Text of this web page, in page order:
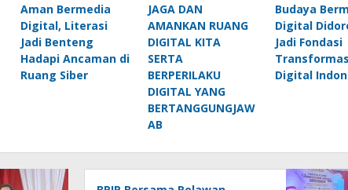
Aman Bermedia
Digital, Literasi
Jadi Benteng
Hadapi Ancaman di
Ruang Siber
JAGA DAN
AMANKAN RUANG
DIGITAL KITA
SERTA
BERPERILAKU
DIGITAL YANG
BERTANGGUNGJAW
AB
Budaya
Digital
Jadi Fondasi
Digital